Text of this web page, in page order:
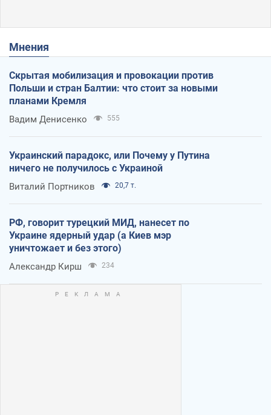
Мнения
Скрытая мобилизация и провокации против
Польши и стран Балтии: что стоит за новыми
планами Кремля
Вадим Денисенко 555
Украинский парадокс, или Почему у Путина
ничего не получилось с Украиной
Виталий Портников 20,7 т.
РФ, говорит турецкий МИД, нанесет по
Украине ядерный удар (а Киев мэр
уничтожает и без этого)
Александр Кирш 234